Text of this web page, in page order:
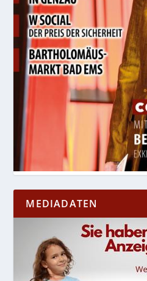
MEDIADATEN